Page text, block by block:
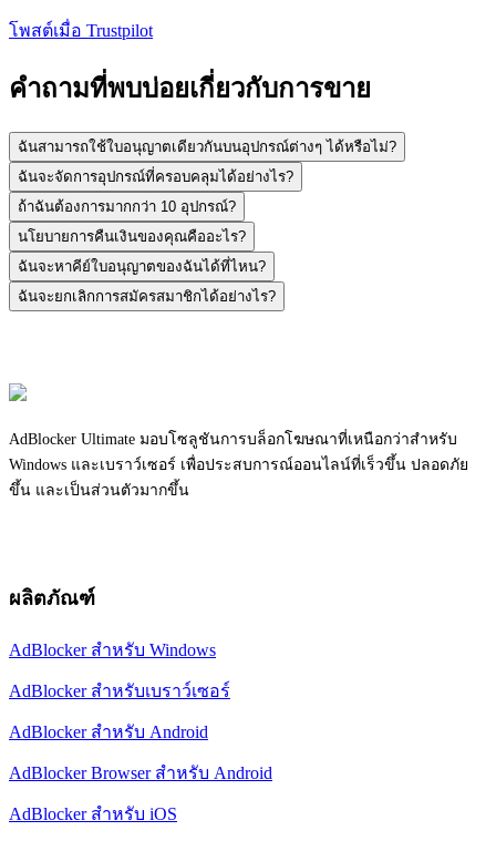
โพสต์เมื่อ Trustpilot
คำถามที่พบบ่อยเกี่ยวกับการขาย
ฉันสามารถใช้ใบอนุญาตเดียวกันบนอุปกรณ์ต่างๆ ได้หรือไม่?
ฉันจะจัดการอุปกรณ์ที่ครอบคลุมได้อย่างไร?
ถ้าฉันต้องการมากกว่า 10 อุปกรณ์?
นโยบายการคืนเงินของคุณคืออะไร?
ฉันจะหาคีย์ใบอนุญาตของฉันได้ที่ไหน?
ฉันจะยกเลิกการสมัครสมาชิกได้อย่างไร?
AdBlocker Ultimate มอบโซลูชันการบล็อกโฆษณาที่เหนือกว่าสำหรับ
Windows และเบราว์เซอร์ เพื่อประสบการณ์ออนไลน์ที่เร็วขึ้น ปลอดภัย
ขึ้น และเป็นส่วนตัวมากขึ้น
ผลิตภัณฑ์
AdBlocker สำหรับ Windows
AdBlocker สำหรับเบราว์เซอร์
AdBlocker สำหรับ Android
AdBlocker Browser สำหรับ Android
AdBlocker สำหรับ iOS